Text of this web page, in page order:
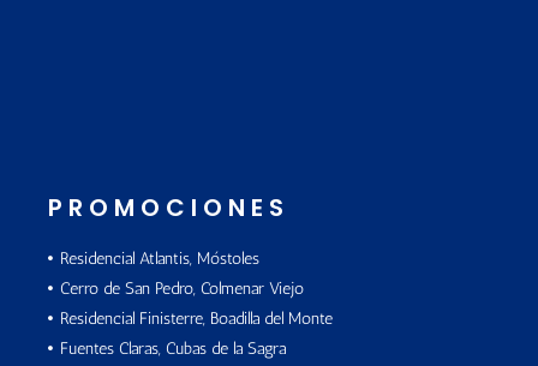
PROMOCIONES
Residencial Atlantis, Móstoles
Cerro de San Pedro, Colmenar Viejo
Residencial Finisterre, Boadilla del Monte
Fuentes Claras, Cubas de la Sagra